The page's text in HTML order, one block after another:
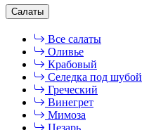
Салаты
Все салаты
Оливье
Крабовый
Селедка под шубой
Греческий
Винегрет
Мимоза
Цезарь